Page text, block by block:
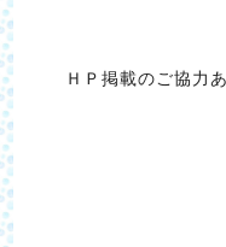
ＨＰ掲載のご協力